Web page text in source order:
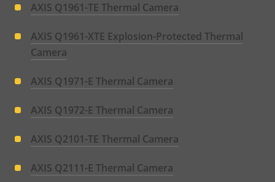
AXIS Q1961-TE Thermal Camera
AXIS Q1961-XTE Explosion-Protected Thermal
Camera
AXIS Q1971-E Thermal Camera
AXIS Q1972-E Thermal Camera
AXIS Q2101-TE Thermal Camera
AXIS Q2111-E Thermal Camera